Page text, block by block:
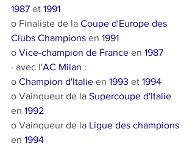
1987 et 1991
o Finaliste de la Coupe d'Europe des
Clubs Champions en 1991
o Vice-champion de France en 1987
· avec l'AC Milan :
o Champion d'Italie en 1993 et 1994
o Vainqueur de la Supercoupe d'Italie
en 1992
o Vainqueur de la Ligue des champions
en 1994